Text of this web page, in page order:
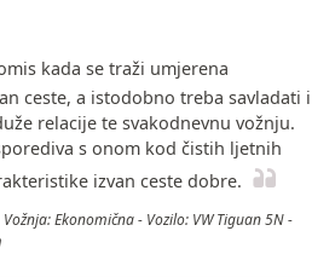
kada se traži umjerena
ceste, a istodobno treba savladati i
relacije te svakodnevnu vožnju.
s onom kod čistih ljetnih
izvan ceste dobre.
Ekonomična - Vozilo: VW Tiguan 5N -